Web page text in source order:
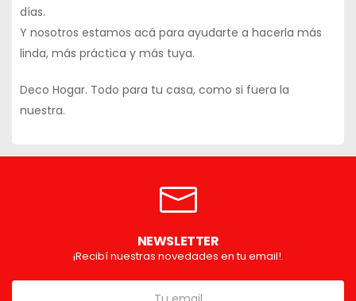
días.
Y nosotros estamos acá para ayudarte a hacerla más
linda, más práctica y más tuya.
Deco Hogar. Todo para tu casa, como si fuera la
nuestra.
NEWSLETTER
¡Recibí nuestras novedades en tu email!.